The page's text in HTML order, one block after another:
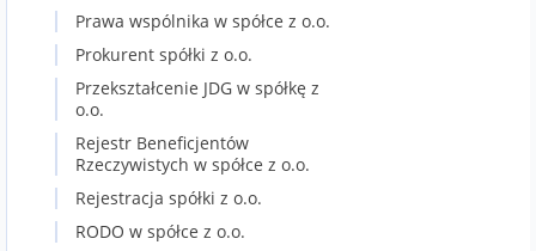
Prawa wspólnika w spółce z o.o.
Prokurent spółki z o.o.
Przekształcenie JDG w spółkę z
o.o.
Rejestr Beneficjentów
Rzeczywistych w spółce z o.o.
Rejestracja spółki z o.o.
RODO w spółce z o.o.